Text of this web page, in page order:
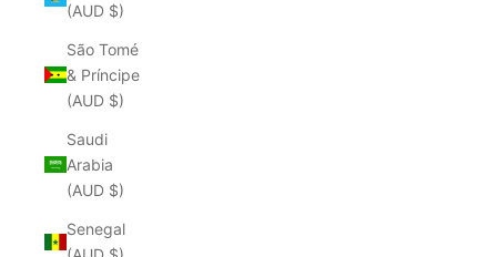
(AUD $)
São Tomé
& Príncipe
(AUD $)
Saudi
Arabia
(AUD $)
Senegal